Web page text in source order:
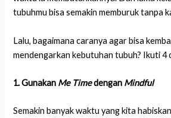
tubuhmu bisa semakin memburuk tanpa
Lalu, bagaimana caranya agar bisa
mendengarkan kebutuhan tubuh? Ikuti 4
1. Gunakan Me Timedengan Mindful
Semakin banyak waktu yang kita